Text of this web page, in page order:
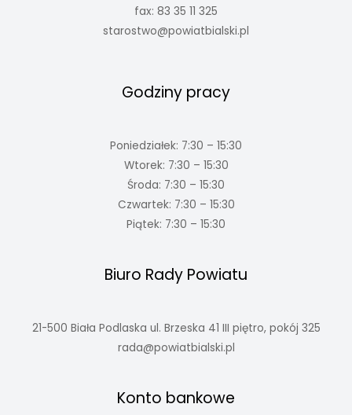
fax: 83 35 11 325
starostwo@powiatbialski.pl
Godziny pracy
Poniedziałek: 7:30 – 15:30
Wtorek: 7:30 – 15:30
Środa: 7:30 – 15:30
Czwartek: 7:30 – 15:30
Piątek: 7:30 – 15:30
Biuro Rady Powiatu
21-500 Biała Podlaska ul. Brzeska 41 III piętro, pokój 325
rada@powiatbialski.pl
Konto bankowe